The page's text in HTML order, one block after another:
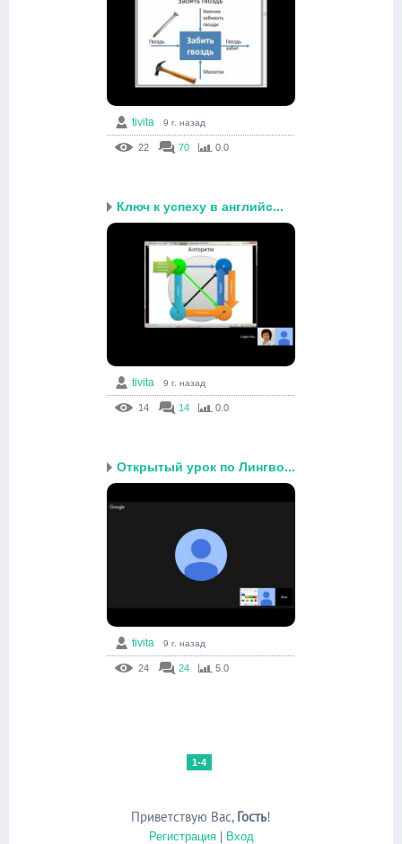
tivita 9 г. назад
22 70 0.0
Ключ к успеху в английс...
tivita 9 г. назад
14 14 0.0
Открытый урок по Лингво...
tivita 9 г. назад
24 24 5.0
1-4
Приветствую Вас, Гость!
Регистрация| Вход